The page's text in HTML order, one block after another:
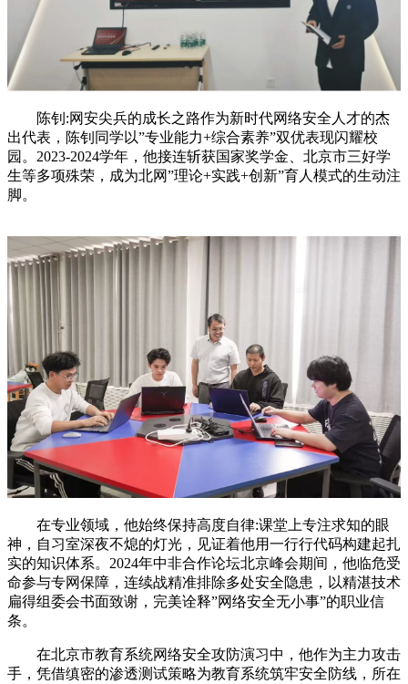
陈钊 :网安尖兵的成长之路作为新时代网络安全人才的杰
出代表，陈钊同学以”专业能力+综合素养”双优表现闪耀校
园。2023-2024学年，他接连斩获国家奖学金、北京市三好学
生等多项殊荣，成为北网”理论+实践+创新”育人模式的生动注
脚。
在专业领域，他始终保持高度自律:课堂上专注求知的眼
神，自习室深夜不熄的灯光，见证着他用一行行代码构建起扎
实的知识体系。2024年中非合作论坛北京峰会期间，他临危受
命参与专网保障，连续战精准排除多处安全隐患，以精湛技术
扁得组委会书面致谢，完美诠释”网络安全无小事”的职业信
条。
在北京市教育系统网络安全攻防演习中，他作为主力攻击
手，凭借缜密的渗透测试策略为教育系统筑牢安全防线，所在